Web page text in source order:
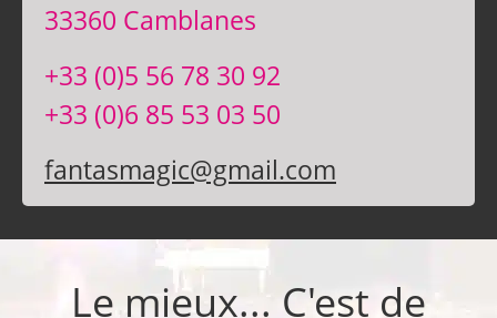
33360 Camblanes
+33 (0)5 56 78 30 92
+33 (0)6 85 53 03 50
fantasmagic@gmail.com
Le mieux... C'est de